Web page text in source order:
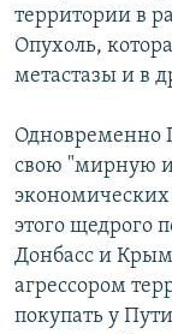
территории в
Опухоль,
метастазы и в
Одновременно
свою "мирную
экономических
этого щедрого
Донбасс и
агрессором
покупать у